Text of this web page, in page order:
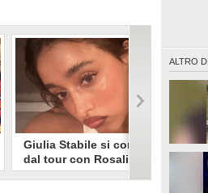
ALTRO DI
Giulia Stabile si confessa
dal tour con Rosalia: "Non
sono stata bene, costretta